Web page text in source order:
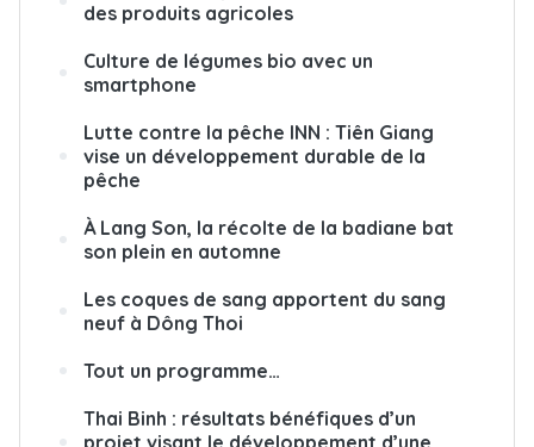
des produits agricoles
Culture de légumes bio avec un
smartphone
Lutte contre la pêche INN : Tiên Giang
vise un développement durable de la
pêche
À Lang Son, la récolte de la badiane bat
son plein en automne
Les coques de sang apportent du sang
neuf à Dông Thoi
Tout un programme…
Thai Binh : résultats bénéfiques d’un
projet visant le développement d’une